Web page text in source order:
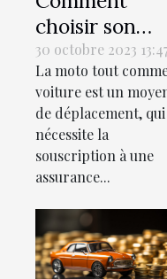
choisir son
assurance
moto ?
30 octobre 2023
La moto tout
voiture est un
de déplacement, qui
nécessite la
souscription à une
assurance...